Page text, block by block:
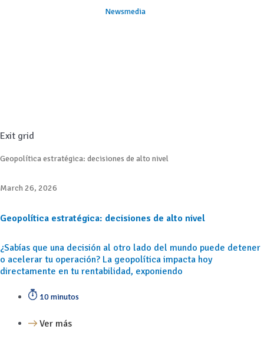
Newsmedia
Exit grid
Geopolítica estratégica: decisiones de alto nivel
March 26, 2026
Geopolítica estratégica: decisiones de alto nivel
¿Sabías que una decisión al otro lado del mundo puede detener
o acelerar tu operación? La geopolítica impacta hoy
directamente en tu rentabilidad, exponiendo
10 minutos
Ver más